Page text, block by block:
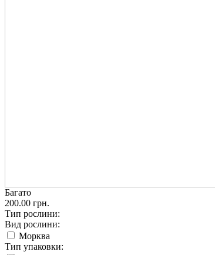
Багато
200.00 грн.
Тип рослини:
Вид рослини:
Морква
Тип упаковки: